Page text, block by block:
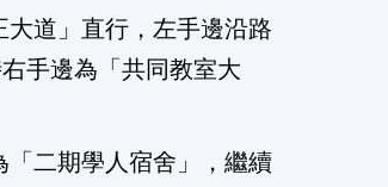
道」直行，左手邊沿路
手邊為「共同教室大
二期學人宿舍」，繼續